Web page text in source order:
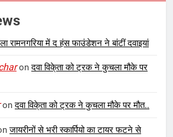
रामनगरिया में द हंस फाउंडेशन ने बांटीं दवाइयां
onदवा विके्ता को ट्रक ने कुचला मौके पर
onदवा विके्ता को ट्रक ने कुचला मौके पर मौत..
जायरीनों से भरी स्कार्पियो का टायर फटने से